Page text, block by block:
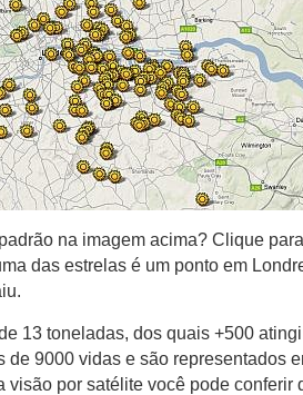
na imagem acima? Clique
das estrelas é um ponto em
13 toneladas, dos quais +500
de 9000 vidas e são representados
visão por satélite você pode conferir